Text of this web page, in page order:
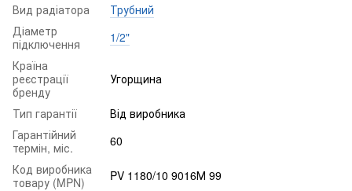
Вид радіатора
Трубний
Діаметр
підключення
1/2"
Країна
реєстрації
бренду
Угорщина
Тип гарантії
Від виробника
Гарантійний
термін, міс.
60
Код виробника
товару (MPN)
PV 1180/10 9016М 99